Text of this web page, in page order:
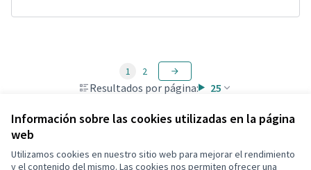
Información sobre las cookies utilizadas en la página
web
Utilizamos cookies en nuestro sitio web para mejorar el rendimiento
y el contenido del mismo. Las cookies nos permiten ofrecer una
Resultados por página: 25
1 2
Términos y condiciones de uso